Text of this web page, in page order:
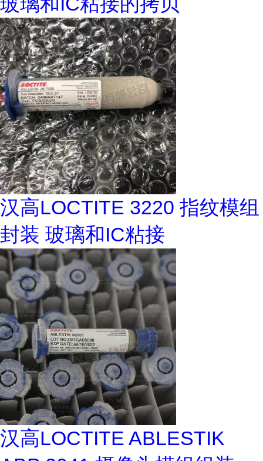
汉高LOCTITE 3220 指纹模组
封装 玻璃和IC粘接
汉高LOCTITE ABLESTIK